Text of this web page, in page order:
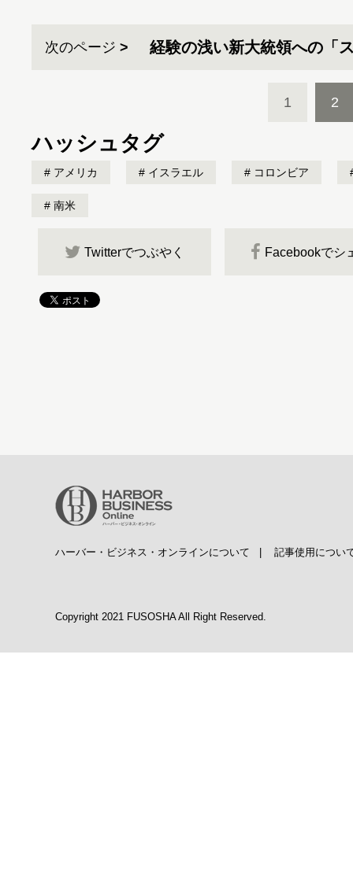
次のページ 経験の浅い新大統領への「
1 2
ハッシュタグ
アメリカ イスラエル コロンビア
南米
Twitterでつぶやく Facebookでシ
ハーバー・ビジネス・オンラインについて 記事使用につい
Copyright 2021 FUSOSHA All Right Reserved.